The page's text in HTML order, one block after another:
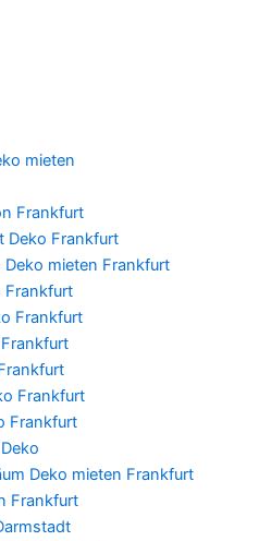
mieten
Frankfurt
Deko Frankfurt
Deko mieten Frankfurt
Frankfurt
Frankfurt
Frankfurt
Frankfurt
Deko mieten Frankfurt
Frankfurt